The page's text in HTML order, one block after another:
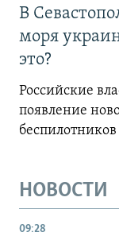
В
моря
это?
Российские
появление
беспилотников
НОВОСТИ
09:28